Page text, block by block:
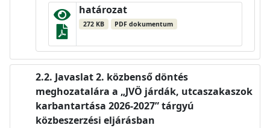
határozat
272 KB PDF dokumentum
Javaslat 2. közbenső döntés
meghozatalára a „JVÖ járdák, utcaszakaszok
karbantartása 2026-2027” tárgyú
közbeszerzési eljárásban